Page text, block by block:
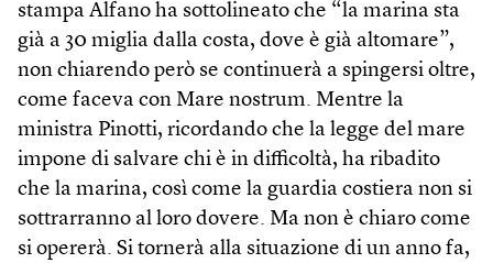
stampa Alfano ha sottolineato che “la marina sta
già a 30 miglia dalla costa, dove è già altomare”,
non chiarendo però se continuerà a spingersi oltre,
come faceva con Mare nostrum. Mentre la
ministra Pinotti, ricordando che la legge del mare
impone di salvare chi è in difficoltà, ha ribadito
che la marina, così come la guardia costiera non si
sottrarranno al loro dovere. Ma non è chiaro come
si opererà. Si tornerà alla situazione di un anno fa,